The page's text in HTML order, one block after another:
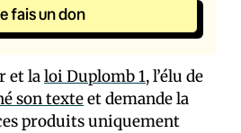
fais un don
et laloi Duplomb 1, l’élu de
son texteet demande la
produits uniquement